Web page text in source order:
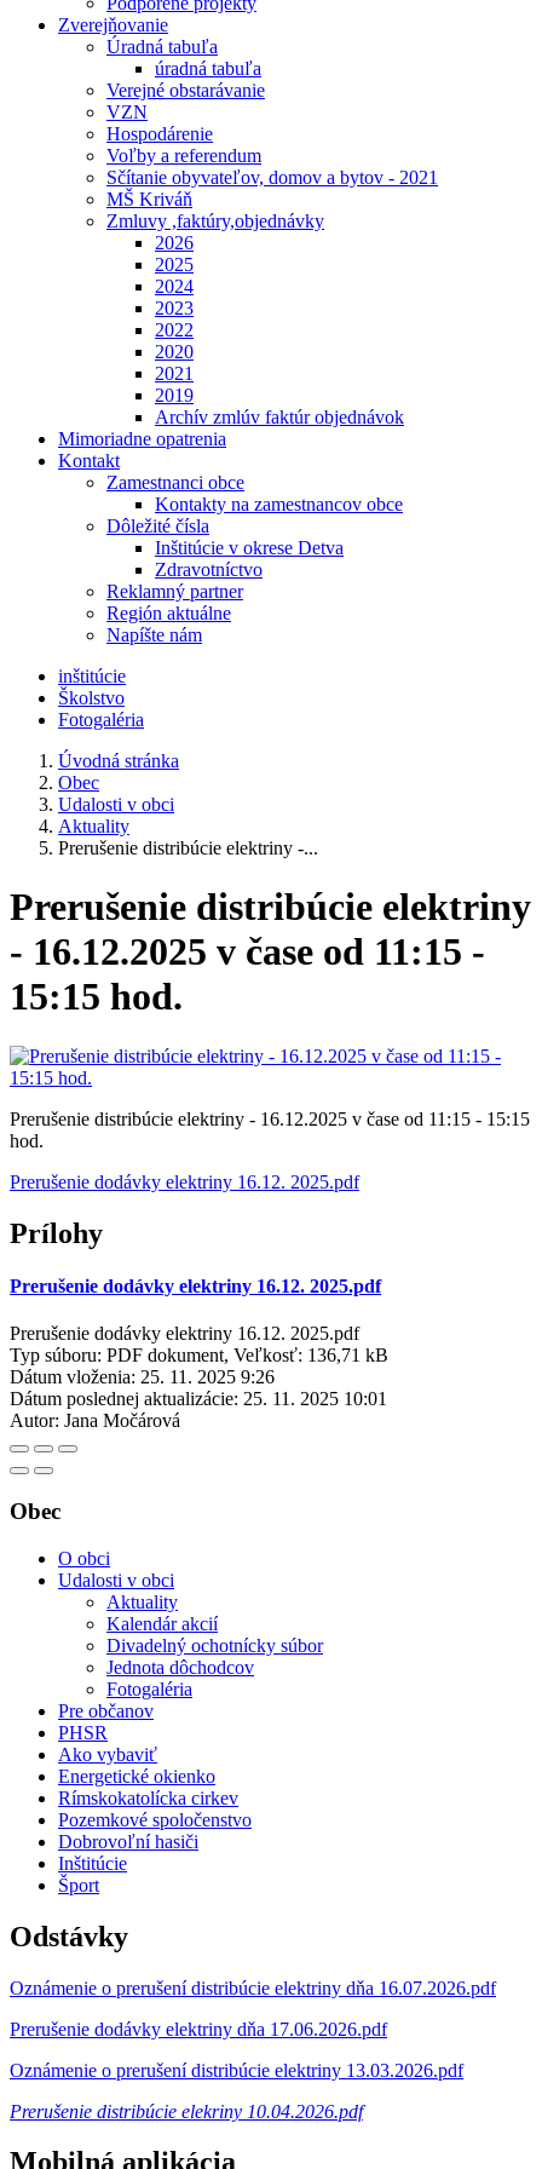
Zverejňovanie
Úradná tabuľa
úradná tabuľa
Verejné obstarávanie
VZN
Hospodárenie
Voľby a referendum
Sčítanie obyvateľov, domov a bytov - 2021
MŠ Kriváň
Zmluvy ,faktúry,objednávky
2026
2025
2024
2023
2022
2020
2021
2019
Archív zmlúv faktúr objednávok
Mimoriadne opatrenia
Kontakt
Zamestnanci obce
Kontakty na zamestnancov obce
Dôležité čísla
Inštitúcie v okrese Detva
Zdravotníctvo
Reklamný partner
Región aktuálne
Napíšte nám
inštitúcie
Školstvo
Fotogaléria
Úvodná stránka
Obec
Udalosti v obci
Aktuality
Prerušenie distribúcie elektriny -...
Prerušenie distribúcie elektriny
- 16.12.2025 v čase od 11:15 -
15:15 hod.
Prerušenie distribúcie elektriny - 16.12.2025 v čase od 11:15 - 15:15
hod.
Prerušenie dodávky elektriny 16.12. 2025.pdf
Prílohy
Prerušenie dodávky elektriny 16.12. 2025.pdf
Prerušenie dodávky elektriny 16.12. 2025.pdf
Typ súboru: PDF dokument, Veľkosť: 136,71 kB
Dátum vloženia: 25. 11. 2025 9:26
Dátum poslednej aktualizácie: 25. 11. 2025 10:01
Autor: Jana Močárová
Obec
O obci
Udalosti v obci
Aktuality
Kalendár akcií
Divadelný ochotnícky súbor
Jednota dôchodcov
Fotogaléria
Pre občanov
PHSR
Ako vybaviť
Energetické okienko
Rímskokatolícka cirkev
Pozemkové spoločenstvo
Dobrovoľní hasiči
Inštitúcie
Šport
Odstávky
Oznámenie o prerušení distribúcie elektriny dňa 16.07.2026.pdf
Prerušenie dodávky elektriny dňa 17.06.2026.pdf
Oznámenie o prerušení distribúcie elektriny 13.03.2026.pdf
Prerušenie distribúcie elekriny 10.04.2026.pdf
Mobilná aplikácia